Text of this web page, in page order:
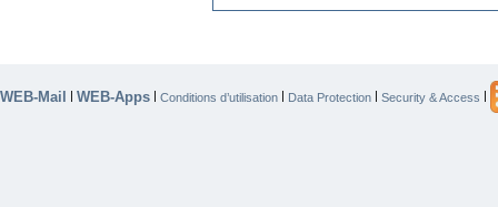
WEB-Mail | WEB-Apps | Conditions d’utilisation | Data Protection | Security & Access |